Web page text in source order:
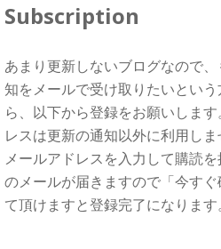
Subscription
あまり更新しないブログなので
知をメールで受け取りたいとい
ら、以下から登録をお願いしま
レスは更新の通知以外に利用しま
メールアドレスを入力して購読
のメールが届きますので「今す
て頂けますと登録完了になります。